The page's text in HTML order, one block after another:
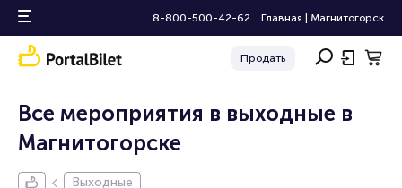
8-800-500-42-62 Главная Магнитогорск
Продать
Все мероприятия в выходные в
Магнитогорске
Выходные